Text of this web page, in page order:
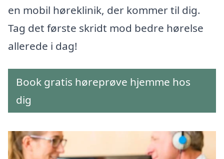
en mobil høreklinik, der kommer til dig.
Tag det første skridt mod bedre hørelse
allerede i dag!
Book gratis høreprøve hjemme hos
dig